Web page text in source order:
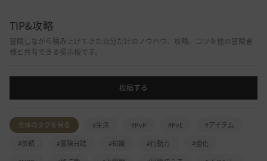
TIP&攻略
冒険しながら積み上げてきた自分だけのノウハウ、攻略、コツを他の冒険者
様と共有できる掲示板です。
投稿する
全体のタグを見る #生活 #PvP #PvE
#アイテム
#依頼
#冒険日誌 #知識 #行動力
#強化